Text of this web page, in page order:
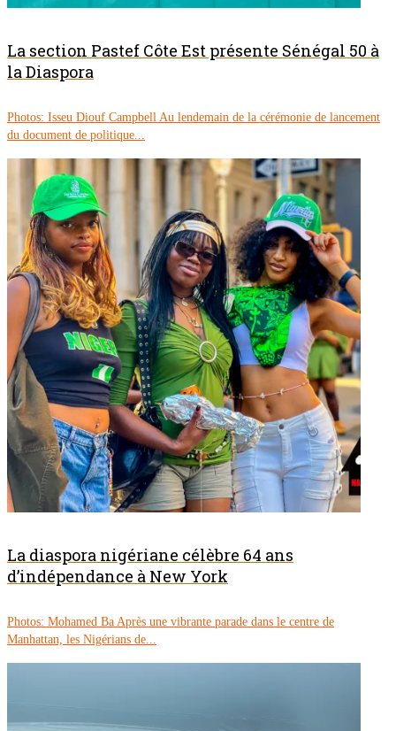
La section Pastef Côte Est présente Sénégal 50 à
la Diaspora
Photos: Isseu Diouf Campbell Au lendemain de la cérémonie de lancement
du document de politique...
La diaspora nigériane célèbre 64 ans
d’indépendance à New York
Photos: Mohamed Ba Après une vibrante parade dans le centre de
Manhattan, les Nigérians de...